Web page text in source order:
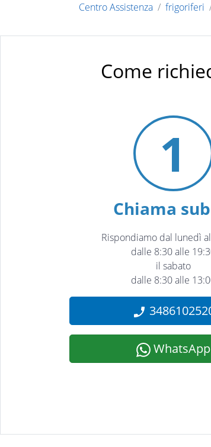
Centro Assistenza frigoriferi
Come
1
Chiama
Rispondiamo dal lunedì
dalle 8:30 alle
il sabato
dalle 8:30 alle
WhatsApp